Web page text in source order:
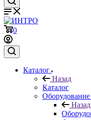
0
Каталог
Назад
Каталог
Оборудование
Назад